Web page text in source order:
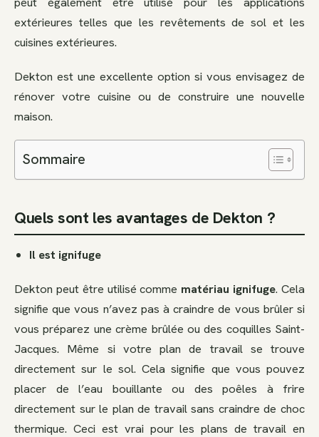
extérieures telles que les revêtements de sol et les
cuisines extérieures.
Dekton est une excellente option si vous envisagez de
rénover votre cuisine ou de construire une nouvelle
maison.
Sommaire
Quels sont les avantages de Dekton ?
Il est ignifuge
Dekton peut être utilisé comme matériau ignifuge. Cela
signifie que vous n’avez pas à craindre de vous brûler si
vous préparez une crème brûlée ou des coquilles Saint-
Jacques. Même si votre plan de travail se trouve
directement sur le sol. Cela signifie que vous pouvez
placer de l’eau bouillante ou des poêles à frire
directement sur le plan de travail sans craindre de choc
thermique. Ceci est vrai pour les plans de travail en